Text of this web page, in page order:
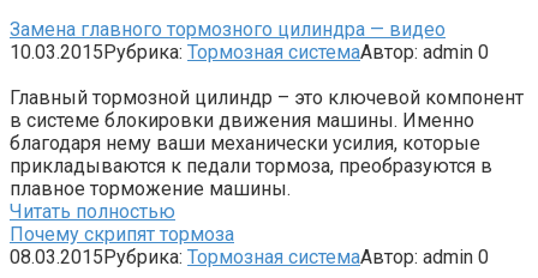
Замена главного тормозного цилиндра — видео
10.03.2015Рубрика: Тормозная системаАвтор: admin 0
Главный тормозной цилиндр – это ключевой компонент
в системе блокировки движения машины. Именно
благодаря нему ваши механически усилия, которые
прикладываются к педали тормоза, преобразуются в
плавное торможение машины.
Читать полностью
Почему скрипят тормоза
08.03.2015Рубрика: Тормозная системаАвтор: admin 0